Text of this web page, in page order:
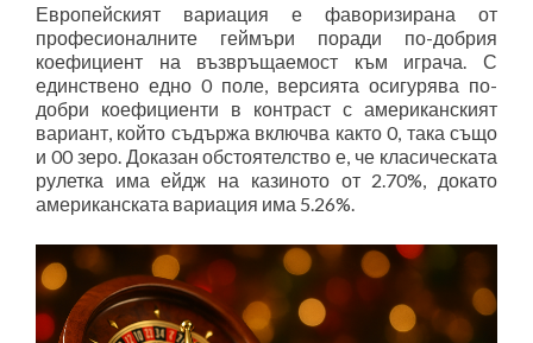
Европейският вариация е фаворизирана от
професионалните геймъри поради по-добрия
коефициент на възвръщаемост към играча. С
единствено едно 0 поле, версията осигурява по-
добри коефициенти в контраст с американският
вариант, който съдържа включва както 0, така също
и 00 зеро. Доказан обстоятелство е, че класическата
рулетка има ейдж на казиното от 2.70%, докато
американската вариация има 5.26%.